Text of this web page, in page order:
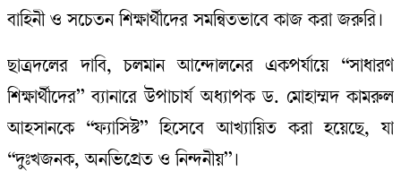
বাহিনী ও সচেতন শিক্ষার্থীদের সমন্বিতভাবে কাজ করা জরুরি।
ছাত্রদলের দাবি, চলমান আন্দোলনের একপর্যায়ে “সাধারণ
শিক্ষার্থীদের” ব্যানারে উপাচার্য অধ্যাপক ড. মোহাম্মদ কামরুল
আহসানকে “ফ্যাসিস্ট” হিসেবে আখ্যায়িত করা হয়েছে, যা
“দুঃখজনক, অনভিপ্রেত ও নিন্দনীয়”।